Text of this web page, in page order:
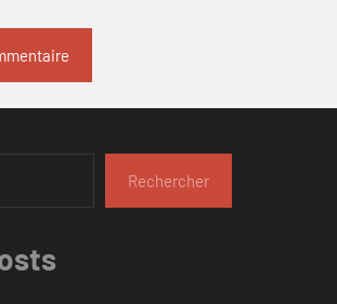
Rechercher